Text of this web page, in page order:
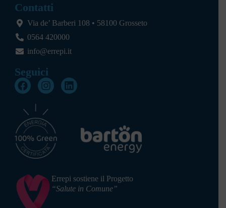
Contatti
Via de’ Barberi 108 • 58100 Grosseto
0564 420000
info@errepi.it
Seguici
Errepi sostiene il Progetto
“Salute in Comune”